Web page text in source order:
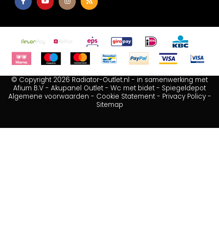
© Copyright 2026 Radiator-Outlet.nl - in samenwerking met
Afium B.V - Akupanel Outlet - Wc met bidet - Spiegeldepot
Algemene voorwaarden - Cookie Statement- Privacy Policy-
Sitemap